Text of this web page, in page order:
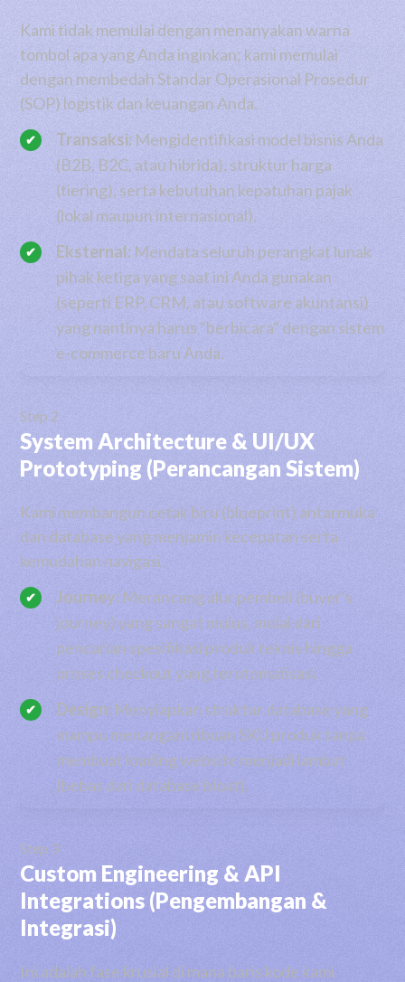
Kami tidak memulai dengan menanyakan warna
tombol apa yang Anda inginkan; kami memulai
dengan membedah Standar Operasional Prosedur
(SOP) logistik dan keuangan Anda.
Transaksi: Mengidentifikasi model bisnis Anda
(B2B, B2C, atau hibrida), struktur harga
(tiering), serta kebutuhan kepatuhan pajak
(lokal maupun internasional).
Eksternal: Mendata seluruh perangkat lunak
pihak ketiga yang saat ini Anda gunakan
(seperti ERP, CRM, atau software akuntansi)
yang nantinya harus "berbicara" dengan sistem
e-commerce baru Anda.
Step 2
System Architecture & UI/UX
Prototyping (Perancangan Sistem)
Kami membangun cetak biru (blueprint) antarmuka
dan database yang menjamin kecepatan serta
kemudahan navigasi.
Journey: Merancang alur pembeli (buyer's
journey) yang sangat mulus, mulai dari
pencarian spesifikasi produk teknis hingga
proses checkout yang terotomatisasi.
Design: Menyiapkan struktur database yang
mampu menangani ribuan SKU produk tanpa
membuat loading website menjadi lambat
(bebas dari database bloat).
Step 3
Custom Engineering & API
Integrations (Pengembangan &
Integrasi)
Ini adalah fase krusial di mana baris kode kami